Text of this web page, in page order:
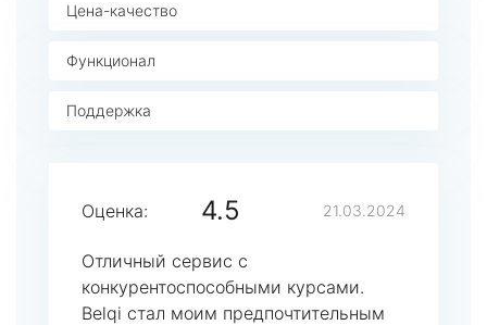
Цена-качество
Функционал
Поддержка
Оценка: 4.5 21.03.2024
Отличный сервис с
конкурентоспособными курсами.
Belqi стал моим предпочтительным